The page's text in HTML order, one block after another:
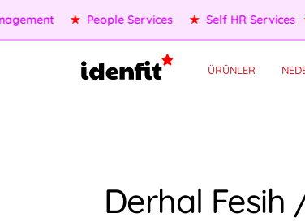
OKR/KPI ★ AI Agents ★ Performance
ÜRÜNLER
Derhal Fesih